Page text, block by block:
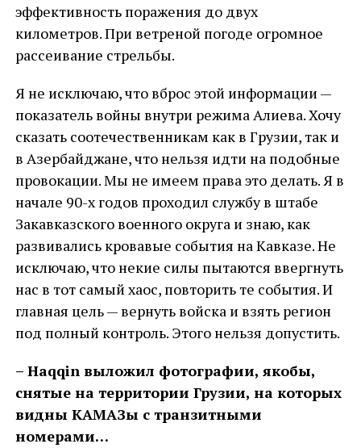
эффективность поражения до двух
километров. При ветреной погоде огромное
рассеивание стрельбы.
Я не исключаю, что вброс этой информации —
показатель войны внутри режима Алиева. Хочу
сказать соотечественникам как в Грузии, так и
в Азербайджане, что нельзя идти на подобные
провокации. Мы не имеем права это делать. Я в
начале 90-х годов проходил службу в штабе
Закавказского военного округа и знаю, как
развивались кровавые события на Кавказе. Не
исключаю, что некие силы пытаются ввергнуть
нас в тот самый хаос, повторить те события. И
главная цель — вернуть войска и взять регион
под полный контроль. Этого нельзя допустить.
– Haqqinвыложил фотографии, якобы,
снятые на территории Грузии, на которых
видны КАМАЗы с транзитными
номерами…